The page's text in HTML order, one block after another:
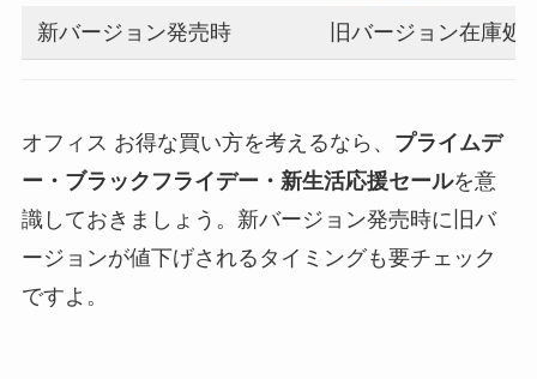
新バージョン発売時 旧バージョン在庫処
オフィス お得な買い方を考えるなら、 プライムデ
ー・ブラックフライデー・新生活応援セールを意
識しておきましょう。新バージョン発売時に旧バ
ージョンが値下げされるタイミングも要チェック
ですよ。